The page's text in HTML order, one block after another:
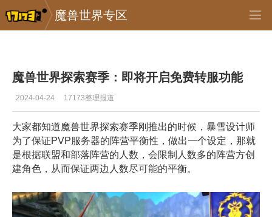
魔兽世界专区
专区_《魔兽世界》 >
魔兽世界探索赛季：即将开启免费转服功能
2024-04-24 17173整理报道
大家都知道魔兽世界探索赛季刚推出的时候，暴雪设计师
为了保证PVP服务器的阵营平衡性，做出一个设定，那就
是根据联盟和部落阵营的人数，会限制人数多的阵营方创
建角色，从而保证两边人数尽可能的平衡。